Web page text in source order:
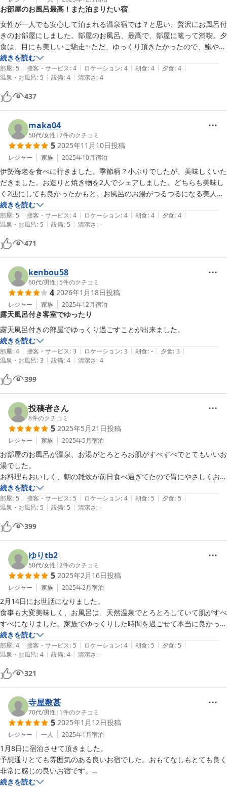
お部屋のお風呂最高！また泊まりたい宿
女性が一人でも安心して泊まれる温泉宿では？と思い、贅沢にお風呂付
きのお部屋にしました。部屋のお風呂、最高で、部屋に篭って満喫。夕
食は、目にも美しいご馳走✨ただ、ゆっくり頂きたかったので、鮑や鍋
など暖かいお料理の火入れのタイミングを、もっとこちらのペースに合
わせて頂けると、宜しいかと思います。忘れた携帯電話の充電器を送っ
て頂き、ありがとうございました。初めての三重でしたが、また泊まり
たい宿に出会えて嬉しいです。
続きを読む
部屋: 5 | 接客・サービス: 4 | ロケーション: 4 | 朝食: 4 | 夕食: 4 |
温泉・お風呂: 5 | 設備: 4 | 清潔さ: 4
437
maka04
50代/女性 |7件のクチコミ
5 2025年11月10日投稿
レジャー 家族 2025年10月宿泊
伊勢海老を食べに行きました。季節柄？小ぶりでしたが、美味しくいた
だきました。お造りと焼き物を2人でシェアしました。どちらも美味し
く2匹にしても良かったかもと。お風呂のお湯がつるつるになる美人の
湯で、とてもオススメです。お部屋も清潔感があり良かったです。
続きを読む
部屋: 5 | 接客・サービス: 4 | ロケーション: 4 | 朝食: 4 | 夕食: 4 |
温泉・お風呂: 5 | 設備: 5 | 清潔さ: -
471
kenbou58
60代/男性 | 5件のクチコミ
4 2026年1月18日投稿
レジャー 家族 2025年12月宿泊
露天風呂付き客室でゆったり
露天風呂付きの部屋でゆっくり過ごすことが出来ました。
続きを読む
部屋: 4 | 接客・サービス: 3 | ロケーション: 3 | 朝食: - | 夕食: 3 |
温泉・お風呂: 3 | 設備: 4 | 清潔さ: 4
399
投稿者さん
8件のクチコミ
5 2025年5月21日投稿
レジャー 家族 2025年5月宿泊
お部屋のお風呂が温泉、お湯がとろとろお肌がすべすべでとてもいいお
湯でした。
お料理もおいしく、朝の雑炊が前日食べ過ぎてたので胃にやさしくおい
しくいただきました。
石神さんに行きたくて予約しましたが、想像以上によいお宿。ただカー
ナビで迷わずにお宿に到着しましたが、
道が狭く焦りました。チエックアウト後、女将さん（多分）広めの道案
内があり助かりました。
また訪れたいお宿です。
続きを読む
部屋: 5 | 接客・サービス: 5 | ロケーション: 4 | 朝食: 5 | 夕食: 5 |
温泉・お風呂: 5 | 設備: 5 | 清潔さ: -
399
ゆりtb2
50代/女性 |2件のクチコミ
5 2025年2月16日投稿
レジャー 家族 2025年2月宿泊
2月14日にお世話になりました。
食事も大変美味しく、お風呂は、天然温泉でとろとろしていて肌がすべ
すべになりました。家族でゆっくりした時間を過ごせて本当に良かった
です。チェックアウトの際に、イヤホンケースが見つからず、後で送っ
て頂くようにお願いしましたが、快く引き受けて下さりありがとうござ
いました。
続きを読む
部屋: 4 | 接客・サービス: 5 | ロケーション: 4 | 朝食: 5 | 夕食: 5 |
温泉・お風呂: 4 | 設備: 4 | 清潔さ: -
321
寺屋敷甚
70代/男性 | 1件のクチコミ
5 2025年1月12日投稿
レジャー 一人 2025年1月宿泊
1月8日に宿泊させて頂きました。
予想通りとても雰囲気のある良いお宿でした。おもてなしもとても良く
非常に感じの良いお宿です。
夕食は海鮮懐石料理で美味しいかったです。また、朝食も劣らず良かっ
続きを読む